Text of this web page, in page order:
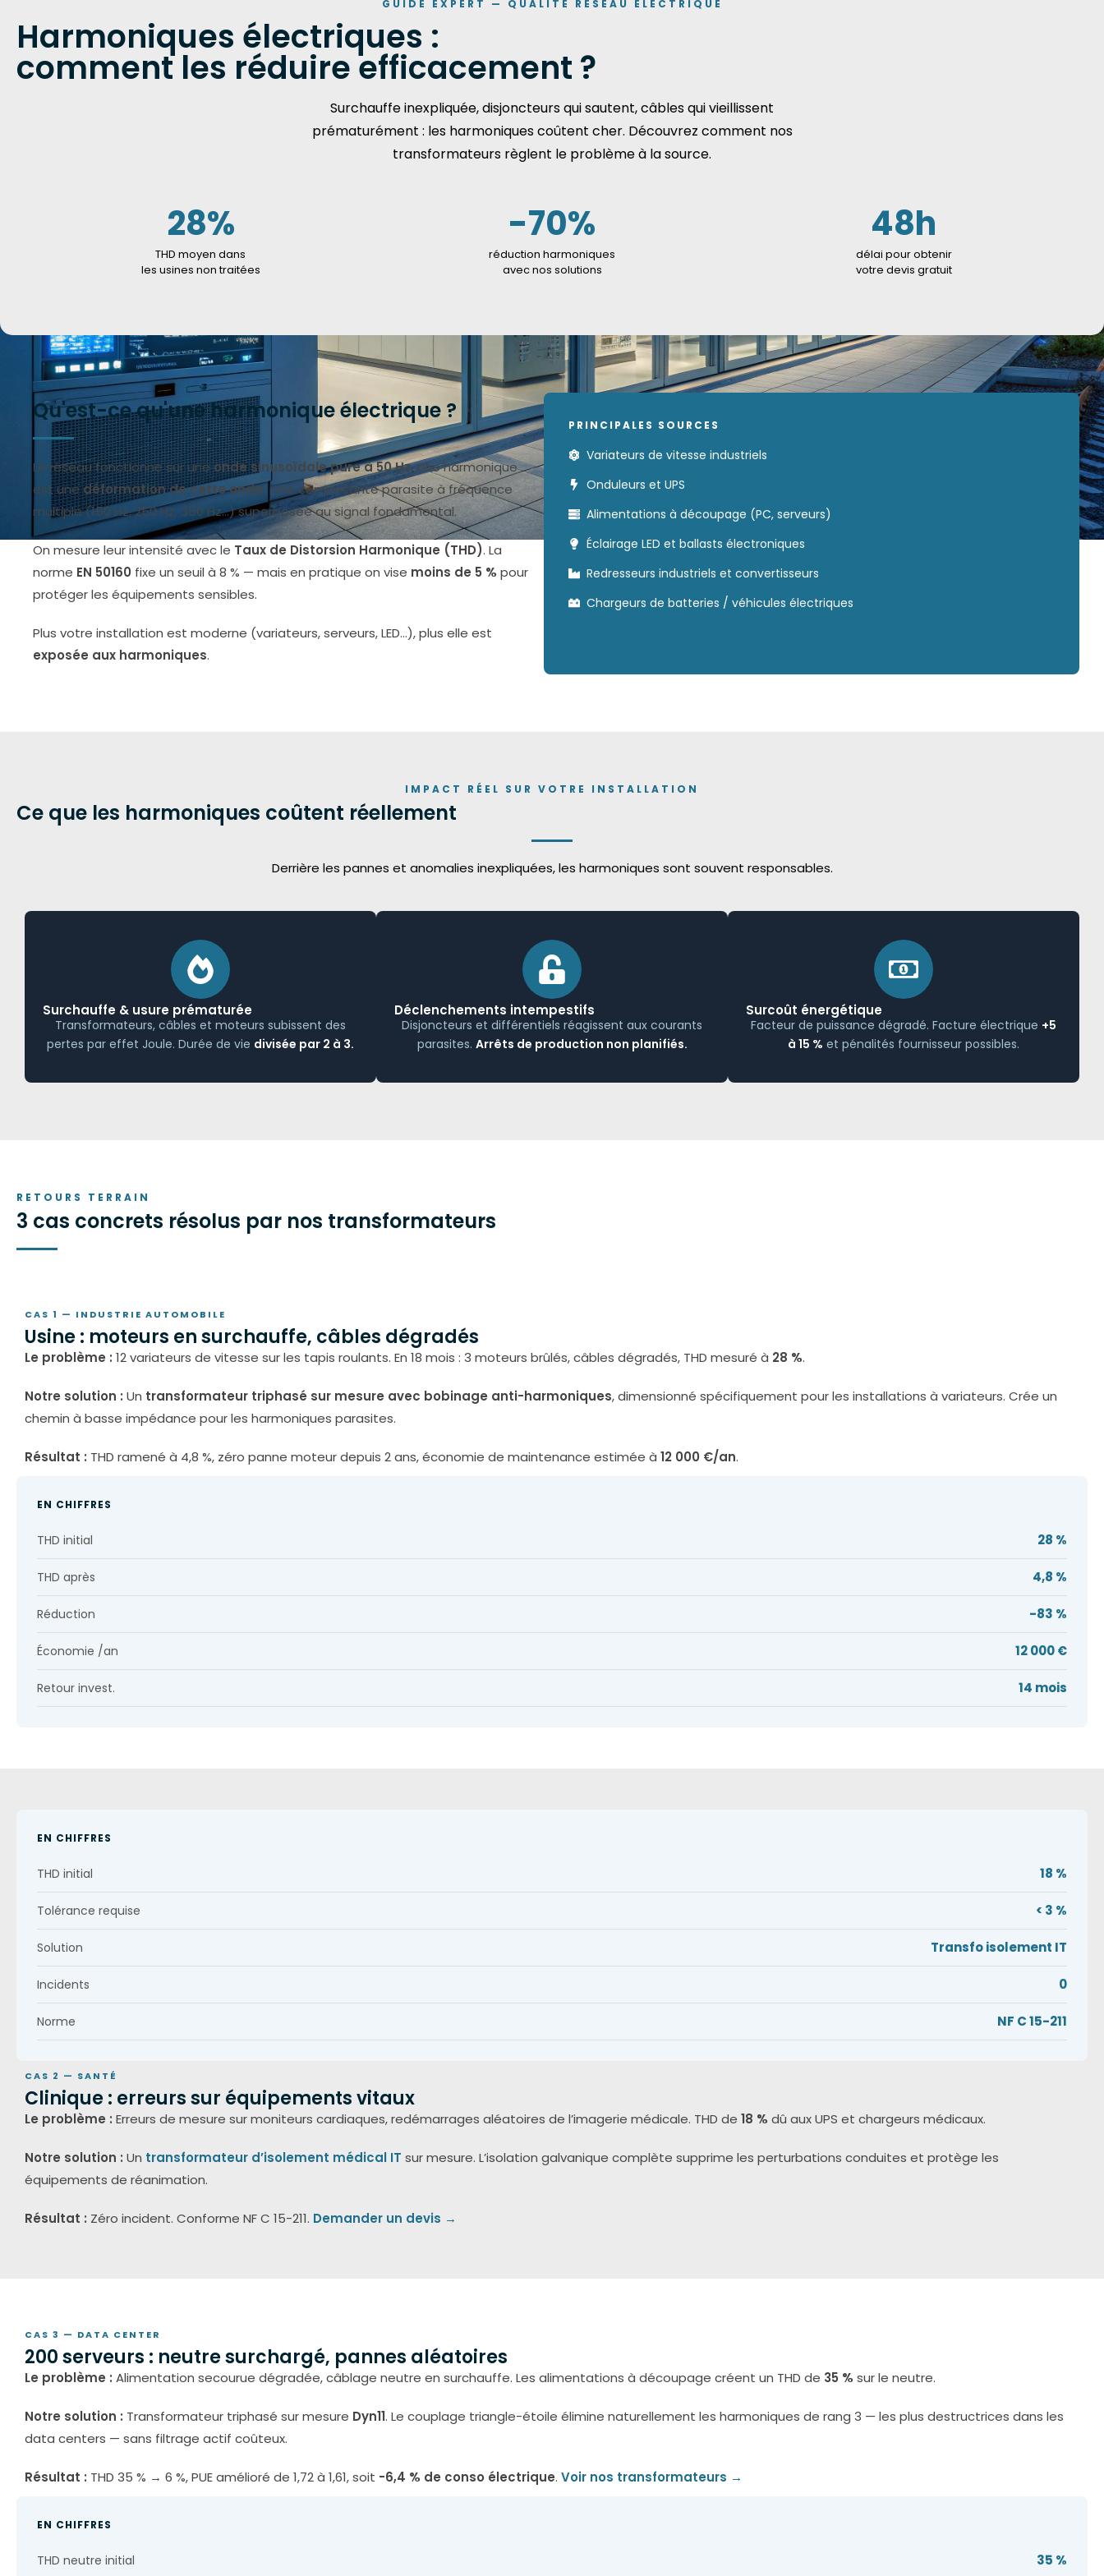
GUIDE EXPERT — QUALITÉ RÉSEAU ÉLECTRIQUE
Harmoniques électriques :
comment les réduire efficacement ?
Surchauffe inexpliquée, disjoncteurs qui sautent, câbles qui vieillissent
prématurément : les harmoniques coûtent cher. Découvrez comment nos
transformateurs règlent le problème à la source.
28%
THD moyen dans
les usines non traitées
-70%
réduction harmoniques
avec nos solutions
48h
délai pour obtenir
votre devis gratuit
Qu'est-ce qu'une harmonique électrique ?
Le réseau fonctionne sur uneonde sinusoïdale pure à 50 Hz. Une harmonique
est unedéformation de cette onde : une composante parasite à fréquence
multiple (150 Hz, 250 Hz, 350 Hz…) superposée au signal fondamental.
On mesure leur intensité avec le Taux de Distorsion Harmonique (THD). La
norme EN 50160 fixe un seuil à 8 % — mais en pratique on vise moins de 5 % pour
protéger les équipements sensibles.
Plus votre installation est moderne (variateurs, serveurs, LED…), plus elle est
exposée aux harmoniques.
PRINCIPALES SOURCES
Variateurs de vitesse industriels
Onduleurs et UPS
Alimentations à découpage (PC, serveurs)
Éclairage LED et ballasts électroniques
Redresseurs industriels et convertisseurs
Chargeurs de batteries / véhicules électriques
IMPACT RÉEL SUR VOTRE INSTALLATION
Ce que les harmoniques coûtent réellement
Derrière les pannes et anomalies inexpliquées, les harmoniques sont souvent responsables.
Surchauffe & usure prématurée
Transformateurs, câbles et moteurs subissent des
pertes par effet Joule. Durée de vie divisée par 2 à 3.
Déclenchements intempestifs
Disjoncteurs et différentiels réagissent aux courants
parasites. Arrêts de production non planifiés.
Surcoût énergétique
Facteur de puissance dégradé. Facture électrique +5
à 15 % et pénalités fournisseur possibles.
RETOURS TERRAIN
3 cas concrets résolus par nos transformateurs
CAS 1 — INDUSTRIE AUTOMOBILE
Usine : moteurs en surchauffe, câbles dégradés
Le problème : 12 variateurs de vitesse sur les tapis roulants. En 18 mois : 3 moteurs brûlés, câbles dégradés, THD mesuré à 28 %.
Notre solution : Un transformateur triphasé sur mesure avec bobinage anti-harmoniques, dimensionné spécifiquement pour les installations à variateurs. Crée un
chemin à basse impédance pour les harmoniques parasites.
Résultat : THD ramené à 4,8 %, zéro panne moteur depuis 2 ans, économie de maintenance estimée à 12 000 €/an.
EN CHIFFRES
THD initial 28 %
THD après 4,8 %
Réduction -83 %
Économie /an 12 000 €
Retour invest. 14 mois
EN CHIFFRES
THD initial 18 %
Tolérance requise < 3 %
Solution Transfo isolement IT
Incidents 0
Norme NF C 15-211
CAS 2 — SANTÉ
Clinique : erreurs sur équipements vitaux
Le problème : Erreurs de mesure sur moniteurs cardiaques, redémarrages aléatoires de l’imagerie médicale. THD de 18 % dû aux UPS et chargeurs médicaux.
Notre solution : Un transformateur d’isolement médical IT sur mesure. L’isolation galvanique complète supprime les perturbations conduites et protège les
équipements de réanimation.
Résultat : Zéro incident. Conforme NF C 15-211. Demander un devis →
CAS 3 — DATA CENTER
200 serveurs : neutre surchargé, pannes aléatoires
Le problème : Alimentation secourue dégradée, câblage neutre en surchauffe. Les alimentations à découpage créent un THD de 35 % sur le neutre.
Notre solution : Transformateur triphasé sur mesure Dyn11. Le couplage triangle-étoile élimine naturellement les harmoniques de rang 3 — les plus destructrices dans les
data centers — sans filtrage actif coûteux.
Résultat : THD 35 % → 6 %, PUE amélioré de 1,72 à 1,61, soit -6,4 % de conso électrique. Voir nos transformateurs →
EN CHIFFRES
THD neutre initial 35 %